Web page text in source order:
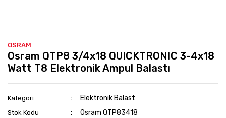
OSRAM
Osram QTP8 3/4x18 QUICKTRONIC 3-4x18
Watt T8 Elektronik Ampul Balastı
Kategori Elektronik Balast
Stok Kodu Osram QTP83418